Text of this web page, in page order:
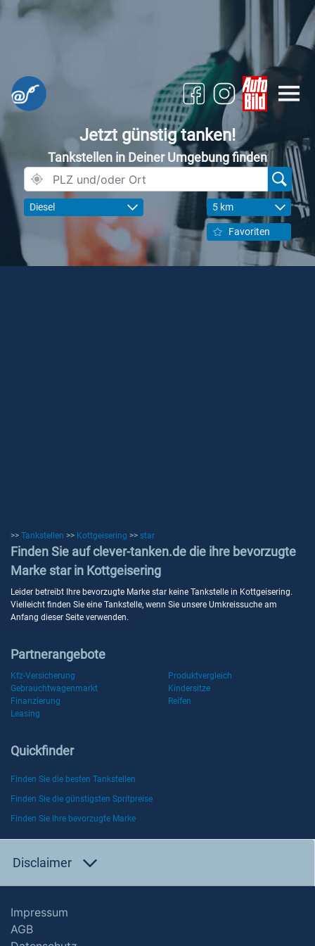
Jetzt günstig tanken!
Tankstellen in Deiner Umgebung finden
Diesel 5 km
Favoriten
>> Tankstellen >> Kottgeisering >> star
Finden Sie auf clever-tanken.de die ihre bevorzugte
Marke star in Kottgeisering
Leider betreibt Ihre bevorzugte Marke star keine Tankstelle in Kottgeisering.
Vielleicht finden Sie eine Tankstelle, wenn Sie unsere Umkreissuche am
Anfang dieser Seite verwenden.
Partnerangebote
Kfz-Versicherung
Produktvergleich
Gebrauchtwagenmarkt
Kindersitze
Finanzierung
Reifen
Leasing
Quickfinder
Finden Sie die besten Tankstellen
Finden Sie die günstigsten Spritpreise
Finden Sie Ihre bevorzugte Marke
Disclaimer
Impressum
AGB